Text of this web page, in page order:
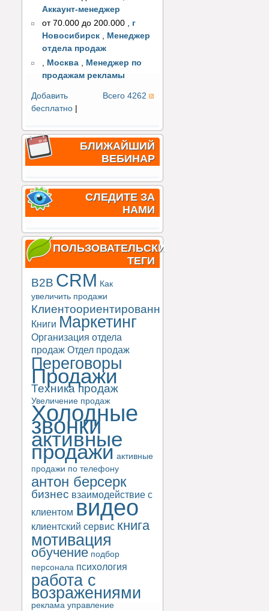
Аккаунт-менеджер
от 70.000 до 200.000 , г
Новосибирск , Менеджер
отдела продаж
, Москва , Менеджер по
продажам рекламы
Всего 4262
Добавить
бесплатно
БЛИЖАЙШИЙ
ВЕБИНАР
СЛЕДИТЕ ЗА
НАМИ
ПОЛЬЗОВАТЕЛЬСКИЕ
ТЕГИ
B2B CRM Как
увеличить продажи
Клиентоориентированность
Книги Маркетинг
Организация отдела
продаж Отдел продаж
Переговоры
Продажи
Техника продаж
Увеличение продаж
Холодные
звонки
активные
продажи активные
продажи по телефону
антон берсерк
бизнес взаимодействие с
клиентом видео
клиентский сервис книга
мотивация
обучение подбор
персонала психология
работа с
возражениями
реклама управление